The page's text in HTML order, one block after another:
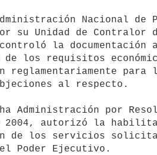
Nacional de
su Unidad de Contralor
la documentación
de los requisitos
reglamentariamente
al respecto.
Administración por
2004, autorizó la
de los servicios
Poder Ejecutivo.